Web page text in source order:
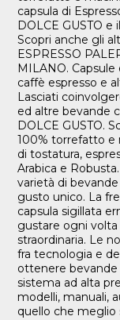
capsula di
DOLCE GUSTO
Scopri anche gli
ESPRESSO
MILANO.
caffè espresso e
Lasciati
ed altre bevande
DOLCE GUSTO.
100% torrefatto e
di tostatura,
Arabica e
varietà di
gusto unico. La
capsula sigillata
gustare ogni
straordinaria. Le
fra tecnologia e
ottenere bevande
sistema ad alta
modelli, manuali,
quello che meglio